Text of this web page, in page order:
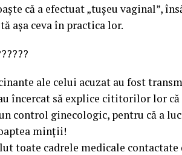
că a efectuat „tușeu vaginal”,
așa ceva în practica lor.
ale celui acuzat au fost
încercat să explice cititorilor lor că
control ginecologic, pentru că a
minții!
toate cadrele medicale